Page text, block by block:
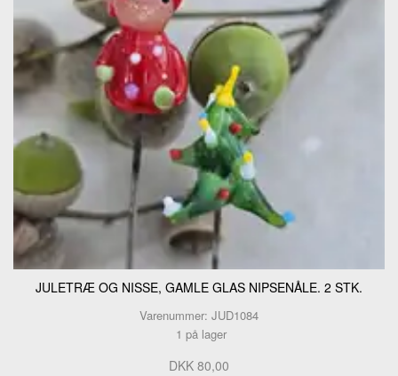
JULETRÆ OG NISSE, GAMLE GLAS NIPSENÅLE. 2 STK.
Varenummer: JUD1084
1 på lager
DKK 80,00